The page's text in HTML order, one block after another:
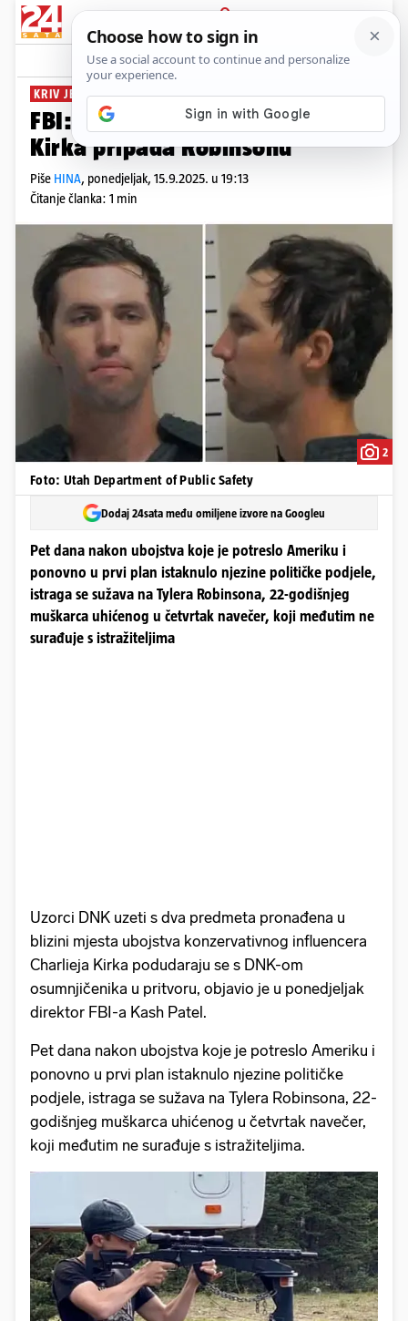
PRIJAVA
News Komentari
KRIV JE?
FBI: DNK na mjestu ubojstva
Kirka pripada Robinsonu
Piše HINA, ponedjeljak, 15.9.2025. u 19:13
Čitanje članka: 1 min
2
Foto: Utah Department of Public Safety
Dodaj 24sata među omiljene izvore na Googleu
Pet dana nakon ubojstva koje je potreslo Ameriku i
ponovno u prvi plan istaknulo njezine političke podjele,
istraga se sužava na Tylera Robinsona, 22-godišnjeg
muškarca uhićenog u četvrtak navečer, koji međutim ne
surađuje s istražiteljima
Uzorci DNK uzeti s dva predmeta pronađena u
blizini mjesta ubojstva konzervativnog influencera
Charlieja Kirka podudaraju se s DNK-om
osumnjičenika u pritvoru, objavio je u ponedjeljak
direktor FBI-a Kash Patel.
Pet dana nakon ubojstva koje je potreslo Ameriku i
ponovno u prvi plan istaknulo njezine političke
podjele, istraga se sužava na Tylera Robinsona, 22-
godišnjeg muškarca uhićenog u četvrtak navečer,
koji međutim ne surađuje s istražiteljima.